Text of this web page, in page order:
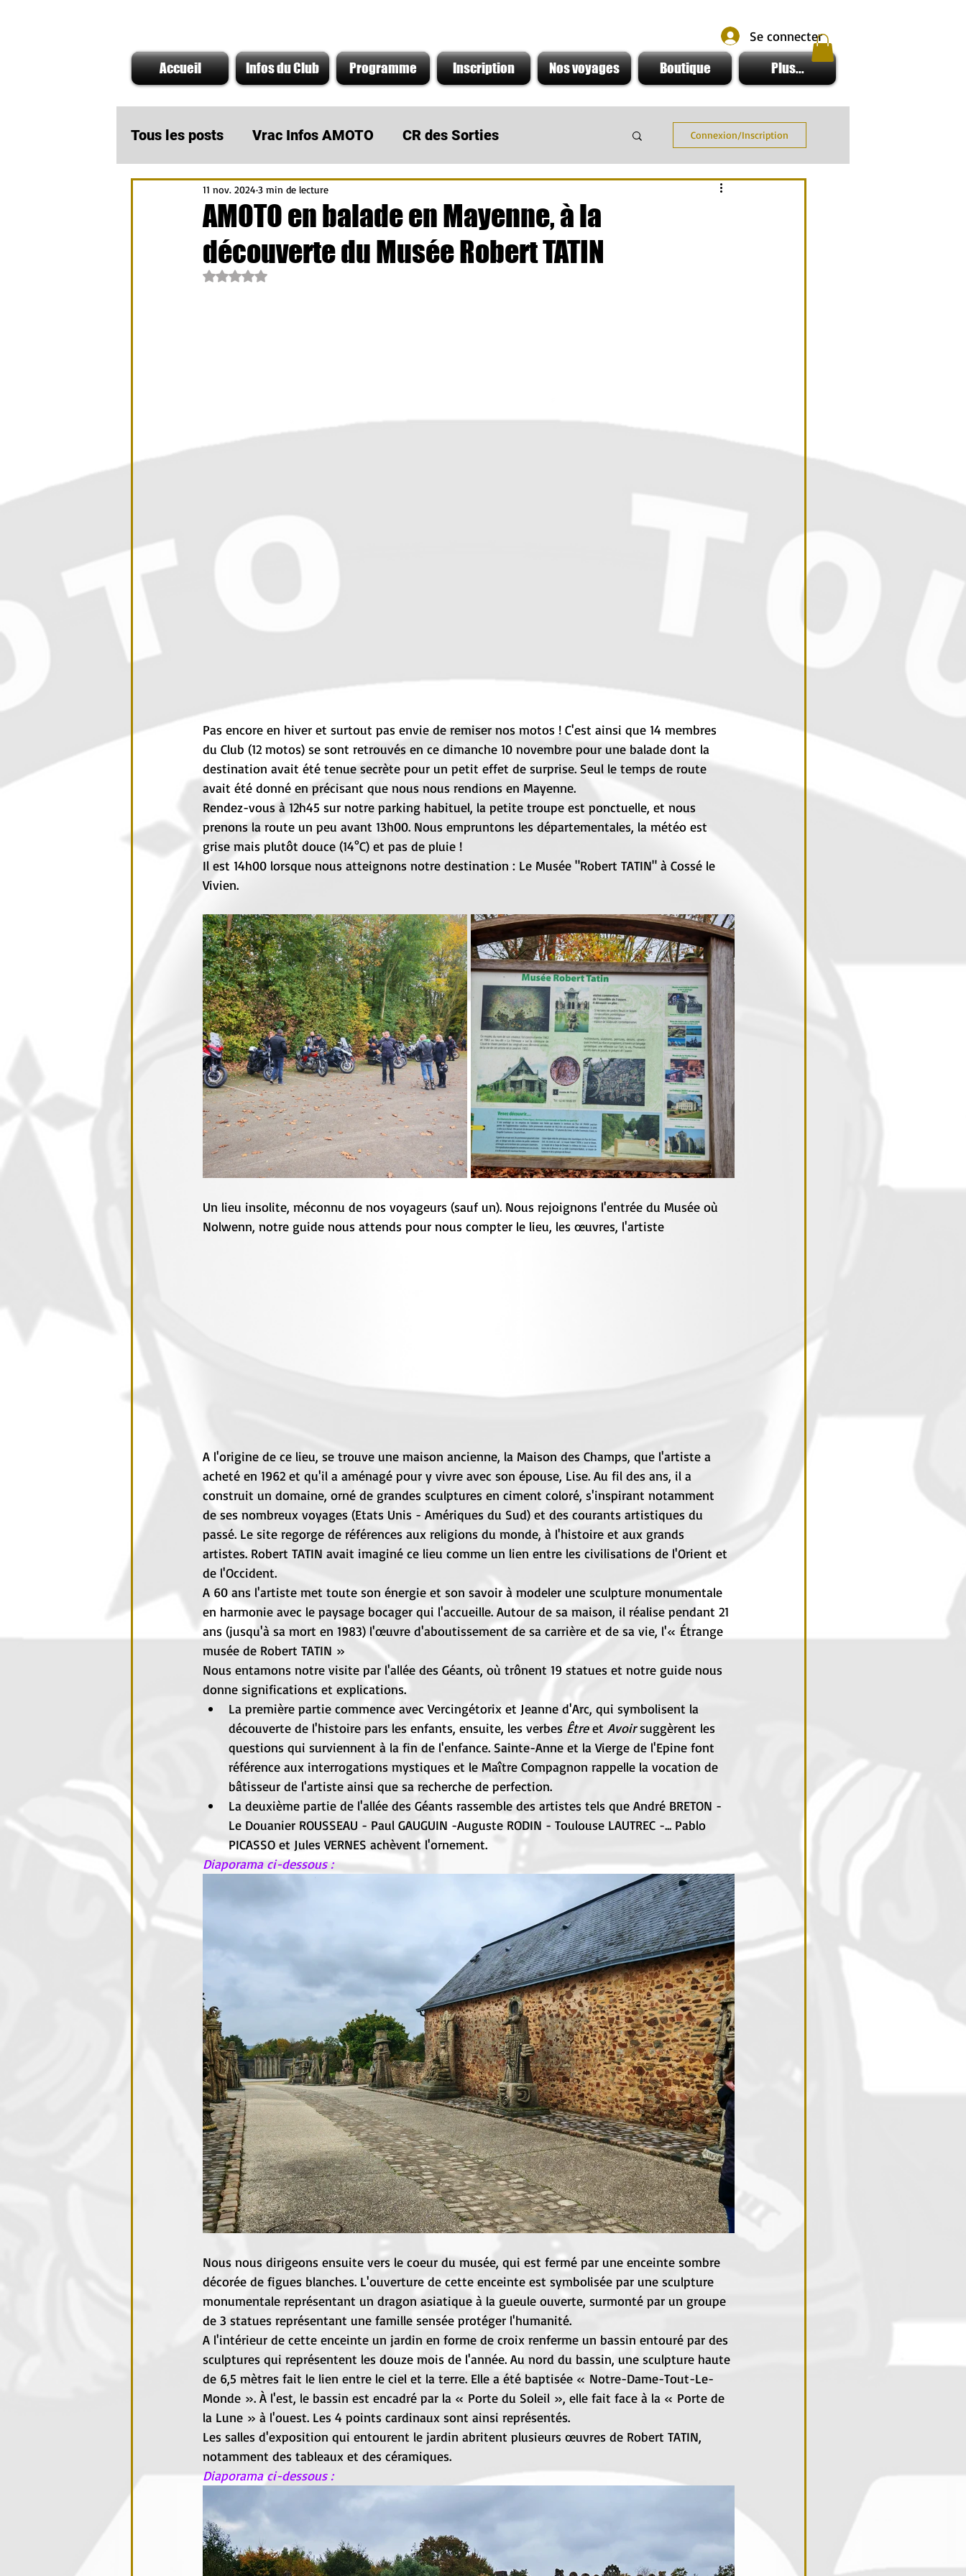
Se connecter
Accueil Infos du Club Programme Inscription Nos voyages Boutique Plus...
Tous les posts Vrac Infos AMOTO CR des Sorties
A ne pas rater Infos du Moment
Actu Partenaire AMOTO
Connexion/Inscription
AMOTO en balade en Mayenne, à la
découverte du Musée Robert TATIN
11 nov. 2024 3 min de lecture
Noté NaN étoiles sur 5.
Pas encore en hiver et surtout pas envie de remiser nos motos ! C'est ainsi que 14 membres
du Club (12 motos) se sont retrouvés en ce dimanche 10 novembre pour une balade dont la
destination avait été tenue secrète pour un petit effet de surprise. Seul le temps de route
avait été donné en précisant que nous nous rendions en Mayenne.
Rendez-vous à 12h45 sur notre parking habituel, la petite troupe est ponctuelle, et nous
prenons la route un peu avant 13h00. Nous empruntons les départementales, la météo est
grise mais plutôt douce (14°C) et pas de pluie !
Il est 14h00 lorsque nous atteignons notre destination : Le Musée "Robert TATIN" à Cossé le
Vivien.
Un lieu insolite, méconnu de nos voyageurs (sauf un). Nous rejoignons l'entrée du Musée où
Nolwenn, notre guide nous attends pour nous compter le lieu, les œuvres, l'artiste
A l'origine de ce lieu, se trouve une maison ancienne, la Maison des Champs, que l'artiste a
acheté en 1962 et qu'il a aménagé pour y vivre avec son épouse, Lise. Au fil des ans, il a
construit un domaine, orné de grandes sculptures en ciment coloré, s'inspirant notamment
de ses nombreux voyages (Etats Unis - Amériques du Sud) et des courants artistiques du
passé. Le site regorge de références aux religions du monde, à l'histoire et aux grands
artistes. Robert TATIN avait imaginé ce lieu comme un lien entre les civilisations de l'Orient et
de l'Occident.
A 60 ans l'artiste met toute son énergie et son savoir à modeler une sculpture monumentale
en harmonie avec le paysage bocager qui l'accueille. Autour de sa maison, il réalise pendant 21
ans (jusqu'à sa mort en 1983) l'œuvre d'aboutissement de sa carrière et de sa vie, l'« Étrange
musée de Robert TATIN »
Nous entamons notre visite par l'allée des Géants, où trônent 19 statues et notre guide nous
donne significations et explications.
La première partie commence avec Vercingétorix et Jeanne d'Arc, qui symbolisent la
découverte de l'histoire pars les enfants, ensuite, les verbes Être et Avoir suggèrent les
questions qui surviennent à la fin de l'enfance. Sainte-Anne et la Vierge de l'Epine font
référence aux interrogations mystiques et le Maître Compagnon rappelle la vocation de
bâtisseur de l'artiste ainsi que sa recherche de perfection.
La deuxième partie de l'allée des Géants rassemble des artistes tels que André BRETON -
Le Douanier ROUSSEAU - Paul GAUGUIN -Auguste RODIN - Toulouse LAUTREC -... Pablo
PICASSO et Jules VERNES achèvent l'ornement.
Diaporama ci-dessous :
Nous nous dirigeons ensuite vers le coeur du musée, qui est fermé par une enceinte sombre
décorée de figues blanches. L'ouverture de cette enceinte est symbolisée par une sculpture
monumentale représentant un dragon asiatique à la gueule ouverte, surmonté par un groupe
de 3 statues représentant une famille sensée protéger l'humanité.
A l'intérieur de cette enceinte un jardin en forme de croix renferme un bassin entouré par des
sculptures qui représentent les douze mois de l'année. Au nord du bassin, une sculpture haute
de 6,5 mètres fait le lien entre le ciel et la terre. Elle a été baptisée « Notre-Dame-Tout-Le-
Monde ». À l'est, le bassin est encadré par la « Porte du Soleil », elle fait face à la « Porte de
la Lune » à l'ouest. Les 4 points cardinaux sont ainsi représentés.
Les salles d'exposition qui entourent le jardin abritent plusieurs œuvres de Robert TATIN,
notamment des tableaux et des céramiques.
Diaporama ci-dessous :